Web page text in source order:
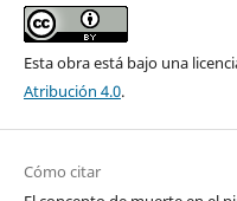
Esta obra está bajo una
Atribución 4.0.
Cómo citar